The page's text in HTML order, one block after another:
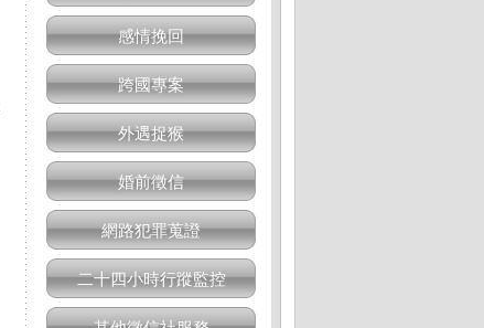
感情挽回
跨國專案
外遇捉猴
婚前徵信
網路犯罪蒐證
二十四小時行蹤監控